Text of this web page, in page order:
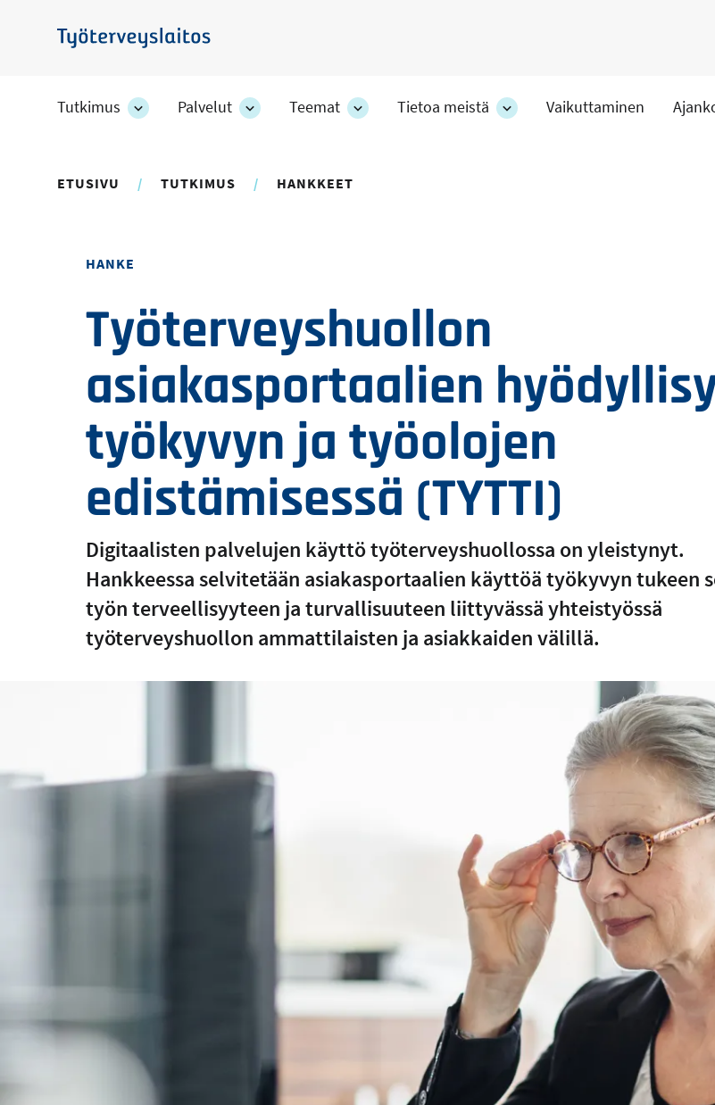
pääsisältöön
Työterveyslaitos
Tutkimus
TutkimusPalvelut
PalvelutTeemat
TeematTietoa meistä
TietoaVaikuttaminen
ETUSIVU TUTKIMUS HANKKEET
HANKE
Työterveyshuollon
asiakasportaalien
työkyvyn ja työolojen
edistämisessä (TYTTI)
Digitaalisten palvelujen käyttö työterveyshuollossa on yleistynyt.
Hankkeessa selvitetään asiakasportaalien käyttöä työkyvyn tukeen
työn terveellisyyteen ja turvallisuuteen liittyvässä yhteistyössä
työterveyshuollon ammattilaisten ja asiakkaiden välillä.